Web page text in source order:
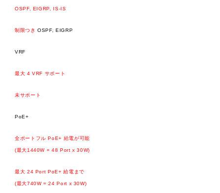
OSPF, EIGRP, IS-IS
制限つき OSPF, EIGRP
VRF
最大 4 VRF サポート
​​​​未サポート
PoE+
全ポートフル PoE+ 給電が可能
(最大1440W = 48 Port x 30W)
最大 24 Port PoE+ 給電まで
(最大740W = 24 Port x 30W)